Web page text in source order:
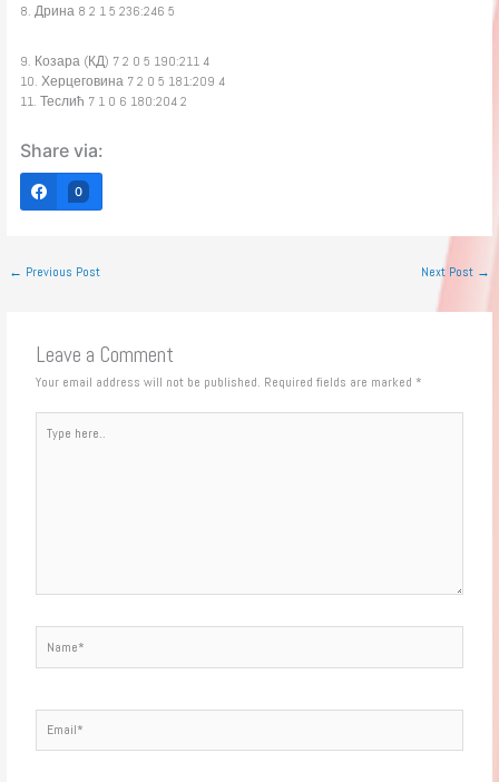
8. Дрина 8 2 1 5 236:246 5
9. Козара (КД) 7 2 0 5 190:211 4
10. Херцеговина 7 2 0 5 181:209 4
11. Теслић 7 1 0 6 180:204 2
Share via:
0
← Previous Post Next Post →
Leave a Comment
Your email address will not be published. Required fields are marked *
here..